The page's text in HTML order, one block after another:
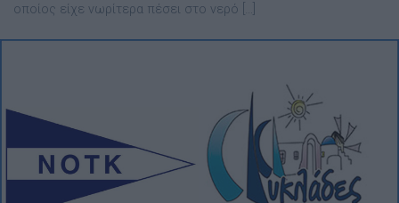
οποίος είχε νωρίτερα πέσει στο νερό […]